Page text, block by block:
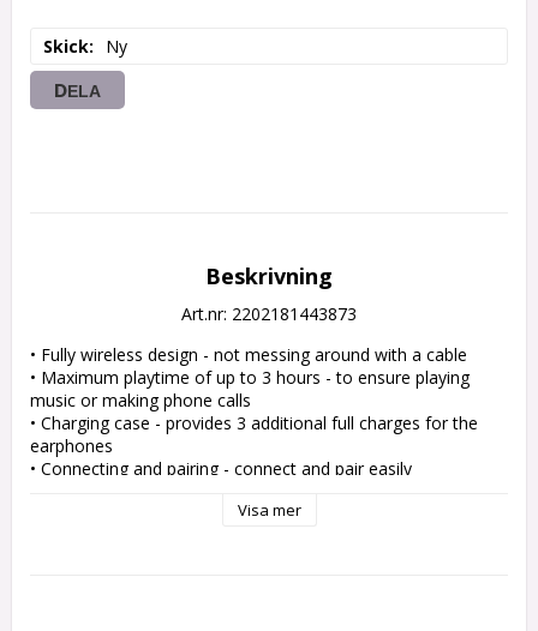
Skick Ny
DELA
Beskrivning
Art.nr: 2202181443873
• Fully wireless design - not messing around with a cable
• Maximum playtime of up to 3 hours - to ensure playing
music or making phone calls
• Charging case - provides 3 additional full charges for the
earphones
• Connecting and pairing - connect and pair easily
• Bluetooth® 5.0 technology - for a stable, interference-free
Visa mer